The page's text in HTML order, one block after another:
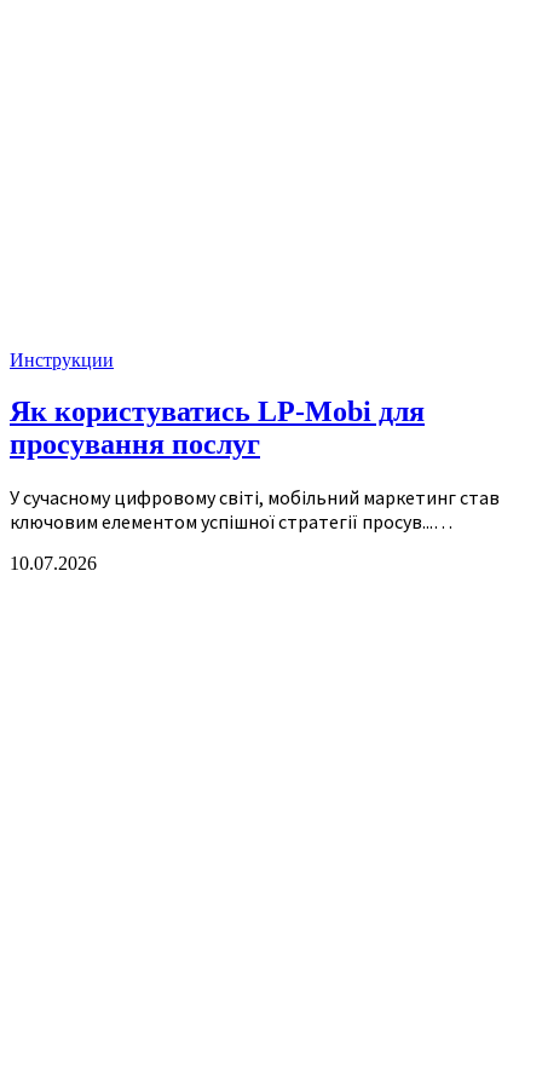
Инструкции
Як користуватись LP-Mobi для
просування послуг
У сучасному цифровому світі, мобільний маркетинг став
ключовим елементом успішної стратегії просув...…
10.07.2026